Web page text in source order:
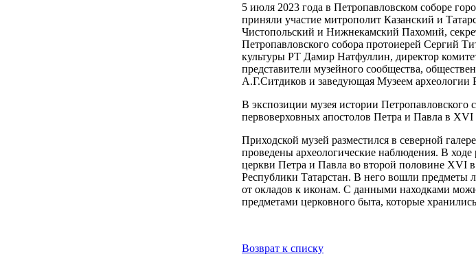
5 июля 2023 года в Петропавловском соборе
приняли участие митрополит Казанский и
Чистопольский и Нижнекамский Пахомий,
Петропавловского собора протоиерей Сергий
культуры РТ Дамир Натфуллин, директор
представители музейного сообщества,
А.Г.Ситдиков и заведующая Музеем археологии
В экспозиции музея истории Петропавловского
первоверховных апостолов Петра и Павла в
Приходской музей разместился в северной
проведены археологические наблюдения. В
церкви Петра и Павла во второй половине XVI
Республики Татарстан. В него вошли предметы
от окладов к иконам. С данными находками
предметами церковного быта, которые
Возврат к списку